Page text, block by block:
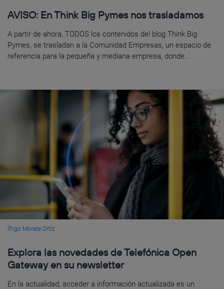
AVISO: En Think Big Pymes nos trasladamos
A partir de ahora, TODOS los contenidos del blog Think Big
Pymes, se trasladan a la Comunidad Empresas, un espacio de
referencia para la pequeña y mediana empresa, donde...
Íñigo Morete Ortiz
Explora las novedades de Telefónica Open
Gateway en su newsletter
En la actualidad, acceder a información actualizada es un